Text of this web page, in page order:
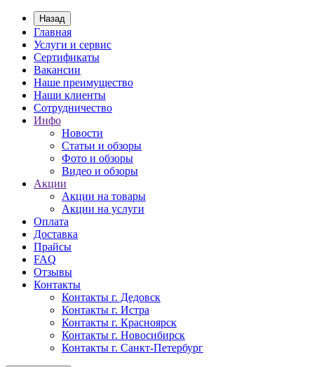
Назад
Главная
Услуги и сервис
Сертификаты
Вакансии
Наше преимущество
Наши клиенты
Сотрудничество
Инфо
Новости
Статьи и обзоры
Фото и обзоры
Видео и обзоры
Акции
Акции на товары
Акции на услуги
Оплата
Доставка
Прайсы
FAQ
Отзывы
Контакты
Контакты г. Дедовск
Контакты г. Истра
Контакты г. Красноярск
Контакты г. Новосибирск
Контакты г. Санкт-Петербург